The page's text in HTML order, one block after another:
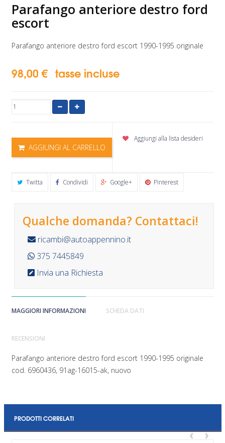
Parafango anteriore destro ford
escort
Parafango anteriore destro ford escort 1990-1995 originale
98,00 € tasse incluse
AGGIUNGI AL CARRELLO
Aggiungi alla lista desideri
Twitta Condividi Google+ Pinterest
Qualche domanda? Contattaci!
ricambi@autoappennino.it
375 7445849
Invia una Richiesta
MAGGIORI INFORMAZIONI SCHEDA DATI
RECENSIONI
Parafango anteriore destro ford escort 1990-1995 originale
cod. 6960436, 91ag-16015-ak, nuovo
PRODOTTI CORRELATI
‹ ›